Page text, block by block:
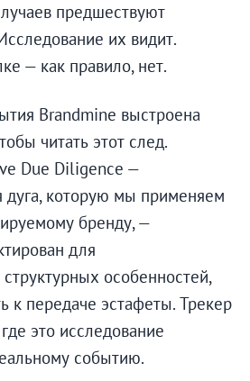
предшествуют
их видит.
— как правило, нет.
Brandmine выстроена
читать этот след.
Due Diligence —
дуга, которую мы применяем
бренду, —
для
особенностей,
к передаче эстафеты. Трекер
это исследование
событию.